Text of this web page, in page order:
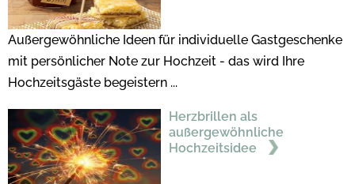
Außergewöhnliche Ideen für individuelle Gastgeschenke
mit persönlicher Note zur Hochzeit - das wird Ihre
Hochzeitsgäste begeistern ...
Herzbrillen als
außergewöhnliche
Hochzeitsidee